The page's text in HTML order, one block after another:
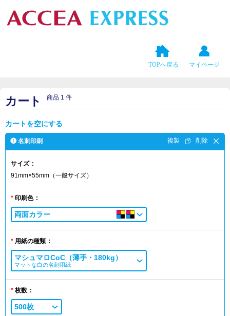
TOPへ戻る マイページ
カート 商品 1 件
カートを空にする
❶ 名刺印刷
サイズ
91mm×55mm（一般サイズ）
印刷色
両面カラー
用紙の種類
マシュマロCoC（薄手・180kg）
マットな白の名刺用紙
枚数
500枚